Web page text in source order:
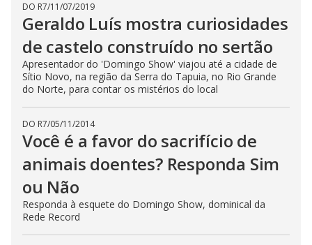
DO R7/11/07/2019
Geraldo Luís mostra curiosidades
de castelo construído no sertão
Apresentador do 'Domingo Show' viajou até a cidade de
Sítio Novo, na região da Serra do Tapuia, no Rio Grande
do Norte, para contar os mistérios do local
DO R7/05/11/2014
Você é a favor do sacrifício de
animais doentes? Responda Sim
ou Não
Responda à esquete do Domingo Show, dominical da
Rede Record